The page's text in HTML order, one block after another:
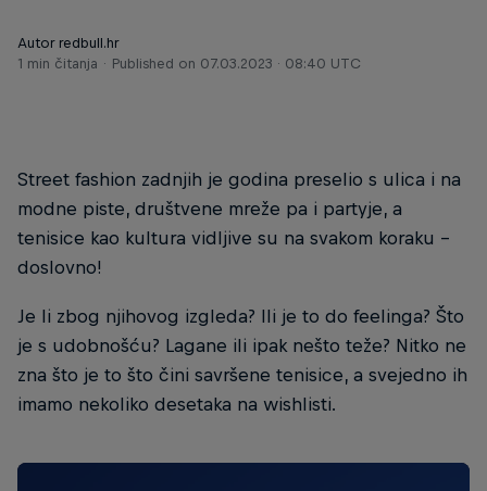
Autor redbull.hr
1 min čitanja
Published on 07.03.2023 · 08:40 UTC
Street fashion zadnjih je godina preselio s ulica i na
modne piste, društvene mreže pa i partyje, a
tenisice kao kultura vidljive su na svakom koraku -
doslovno!
Je li zbog njihovog izgleda? Ili je to do feelinga? Što
je s udobnošću? Lagane ili ipak nešto teže? Nitko ne
zna što je to što čini savršene tenisice, a svejedno ih
imamo nekoliko desetaka na wishlisti.